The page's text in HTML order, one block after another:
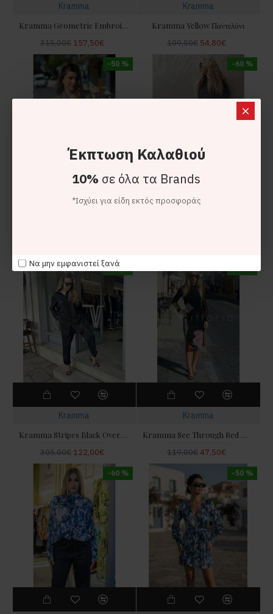
Έκπτωση Καλαθιού
10% σε όλα τα Brands
*Ισχύει για είδη εκτός προσφοράς
Να μην εμφανιστεί ξανά
Kramma
Kramma Geometric Embroidery Sleeveless Ecru/Gold Maxi Φόρεμα
315,00€ 157,50€
Kramma
Kramma Yellow Παντελόνι
109,50€ 54,80€
-50 % -60 %
-60 %
Kramma
Kramma Stripes Black Oversized Πουκάμισο
305,00€ 122,00€
Kramma
Kramma See Through Red Midi Φόρεμα
119,00€47,50€
-60 % -50 %